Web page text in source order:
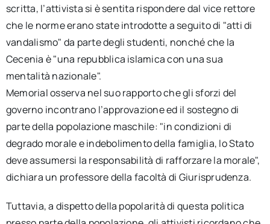
scritta, l’attivista si è sentita rispondere dal vice rettore
che le norme erano state introdotte a seguito di "atti di
vandalismo" da parte degli studenti, nonché che la
Cecenia è "una repubblica islamica con una sua
mentalità nazionale".
Memorial osserva nel suo rapporto che gli sforzi del
governo incontrano l’approvazione ed il sostegno di
parte della popolazione maschile: "in condizioni di
degrado morale e indebolimento della famiglia, lo Stato
deve assumersi la responsabilità di rafforzare la morale",
dichiara un professore della facoltà di Giurisprudenza.
Tuttavia, a dispetto della popolarità di questa politica